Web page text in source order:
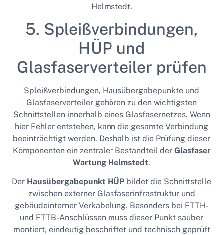
Helmstedt.
5. Spleißverbindungen,
HÜP und
Glasfaserverteiler prüfen
Spleißverbindungen, Hausübergabepunkte und
Glasfaserverteiler gehören zu den wichtigsten
Schnittstellen innerhalb eines Glasfasernetzes. Wenn
hier Fehler entstehen, kann die gesamte Verbindung
beeinträchtigt werden. Deshalb ist die Prüfung dieser
Komponenten ein zentraler Bestandteil der Glasfaser
Wartung Helmstedt.
Der Hausübergabepunkt HÜP bildet die Schnittstelle
zwischen externer Glasfaserinfrastruktur und
gebäudeinterner Verkabelung. Besonders bei FTTH-
und FTTB-Anschlüssen muss dieser Punkt sauber
montiert, eindeutig beschriftet und technisch geprüft